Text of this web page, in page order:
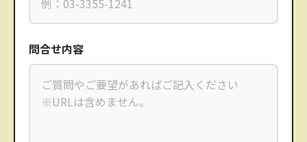
問合せ内容